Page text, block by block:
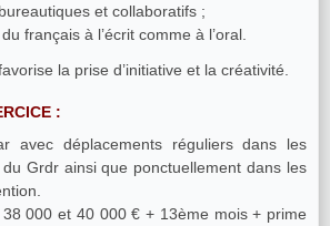
et collaboratifs ;
français à l’écrit comme à l’oral.
la prise d’initiative et la créativité.
:
avec déplacements réguliers dans les
du Grdr ainsi que ponctuellement dans les
000 et 40 000 € + 13ème mois + prime